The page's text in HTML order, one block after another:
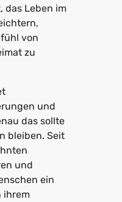
das Leben im
von
zu
und
das sollte
bleiben. Seit
und
ein
ihrem